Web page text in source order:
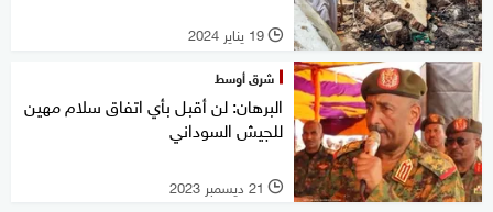
l 19 يناير 2024
شرق أوسط
البرهان: لن أقبل بأي اتفاق سلام مهين
للجيش السوداني
l 21 ديسمبر 2023